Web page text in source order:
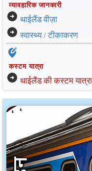
व्यावहारिक जानकारी
arrow_circle_right थाईलैंड वीज़ा
arrow_circle_right स्वास्थ्य / टीकाकरण
edit_location_alt
कस्टम यात्रा
arrow_circle_right थाईलैंड की कस्टम यात्रा